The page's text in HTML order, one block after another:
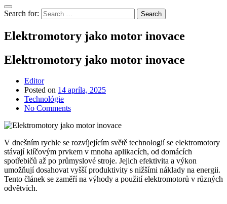
Search for: Search
Elektromotory jako motor inovace
Elektromotory jako motor inovace
Editor
Posted on 14 apríla, 2025
Technológie
No Comments
V dnešním rychle se rozvíjejícím světě technologií se elektromotory
stávají klíčovým prvkem v mnoha aplikacích, od domácích
spotřebičů až po průmyslové stroje. Jejich efektivita a výkon
umožňují dosahovat vyšší produktivity s nižšími náklady na energii.
Tento článek se zaměří na výhody a použití elektromotorů v různých
odvětvích.